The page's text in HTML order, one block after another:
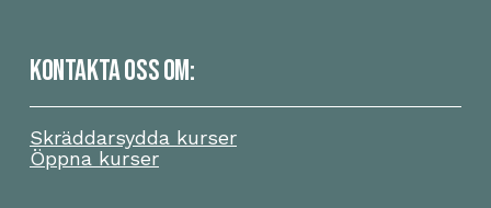
KONTAKTA OSS OM:
Skräddarsydda kurser
Öppna kurser